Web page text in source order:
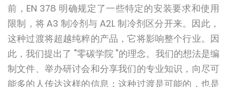
前，EN 378 明确规定了一些特定的安装要求和使用
限制，将 A3 制冷剂与 A2L 制冷剂区分开来。因此，
这种过渡将超越纯粹的产品，它将影响整个行业。因
此，我们提出了 "零碳学院 "的理念。我们的想法是编
制文件、举办研讨会和分享我们的专业知识，向尽可
能多的人传达这样的信息：这种过渡是可能的，也是